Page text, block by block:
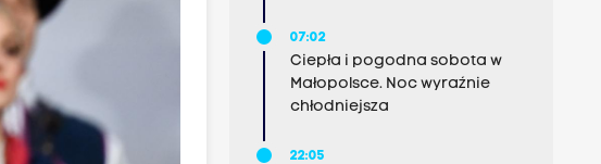
07:02
Ciepła i pogodna sobota w
Małopolsce. Noc wyraźnie
chłodniejsza
22:05